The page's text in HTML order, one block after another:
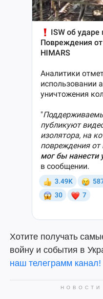
Хотите получать
войну и события в
наш телеграмм канал!